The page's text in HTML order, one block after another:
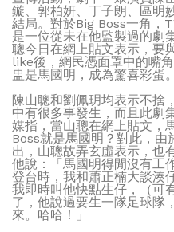
鏇、郭柏妍、丁子朗、區明
結局。對於Big Boss一角，
是一位從未在他監製過的劇
聰今日在網上貼文表示，要
like後，網民憑面罩中的嘴
盅是馬國明，成為驚喜彩蛋。
陳山聰和劉佩玥均表示不捨
中有很多事發生，而且此劇
媒指，當山聰在網上貼文，
Boss就是馬國明？對此，由
出，山聰故弄玄虛表示，也
他說：「馬國明得閒沒有工
登台時，我和蕭正楠大談湊
我即時叫他快點生仔，（可
了，他說過要生一隊足球隊
來。哈哈！」